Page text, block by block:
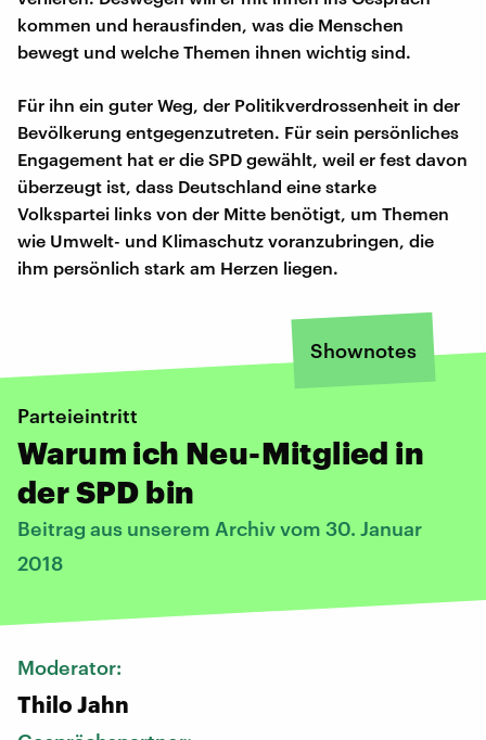
kommen und herausfinden, was die Menschen
bewegt und welche Themen ihnen wichtig sind.
Für ihn ein guter Weg, der Politikverdrossenheit in der
Bevölkerung entgegenzutreten. Für sein persönliches
Engagement hat er die SPD gewählt, weil er fest davon
überzeugt ist, dass Deutschland eine starke
Volkspartei links von der Mitte benötigt, um Themen
wie Umwelt- und Klimaschutz voranzubringen, die
ihm persönlich stark am Herzen liegen.
Shownotes
Parteieintritt
Warum ich Neu-Mitglied in
der SPD bin
Beitrag aus unserem Archiv vom 30. Januar
2018
Moderator:
Thilo Jahn